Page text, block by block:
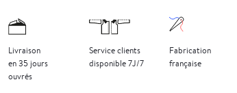
Livraison
en 35 jours
ouvrés
Service clients
disponible 7J/7
Fabrication
française